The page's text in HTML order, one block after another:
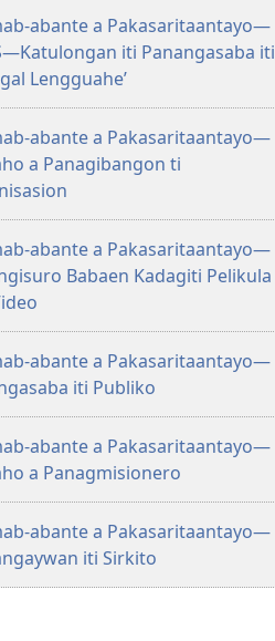
abante a Pakasaritaantayo—
iti Panangasaba iti
Lengguahe’
abante a Pakasaritaantayo—
a Panagibangon ti
abante a Pakasaritaantayo—
Babaen Kadagiti Pelikula
abante a Pakasaritaantayo—
iti Publiko
abante a Pakasaritaantayo—
a Panagmisionero
abante a Pakasaritaantayo—
iti Sirkito